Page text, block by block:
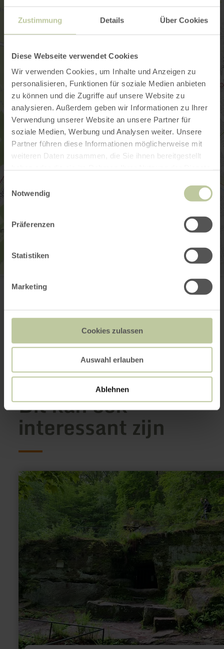
Zustimmung Details Über Cookies
Diese Webseite verwendet Cookies
Wir verwenden Cookies, um Inhalte und Anzeigen zu
personalisieren, Funktionen für soziale Medien anbieten
zu können und die Zugriffe auf unsere Website zu
analysieren. Außerdem geben wir Informationen zu Ihrer
Verwendung unserer Website an unsere Partner für
soziale Medien, Werbung und Analysen weiter. Unsere
Partner führen diese Informationen möglicherweise mit
weiteren Daten zusammen, die Sie ihnen bereitgestellt
Notwendig
Präferenzen
Statistiken
Marketing
Cookies zulassen
Auswahl erlauben
Ablehnen
Marktplatz / Neustraße 2
0049 6571 146624
E-mail
Aankomst plannen
Op kaart weergeven
Dit kan ook
interessant zijn
meer
informatie
over:
Pützlöcher
-
Romeinse
steengroeve